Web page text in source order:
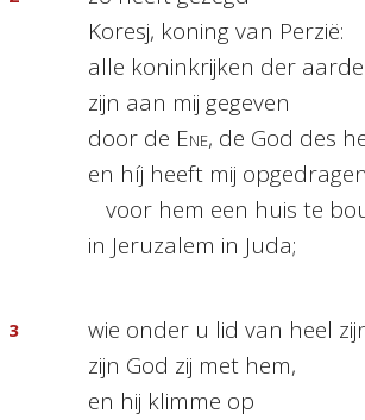
Koresj, koning van Perzië:
alle koninkrijken der aarde
zijn aan mij gegeven
door de Ene, de God des
en híj heeft mij opgedragen
voor hem een huis te
in Jeruzalem in Juda;
3
wie onder u lid van heel
zijn God zij met hem,
en hij klimme op